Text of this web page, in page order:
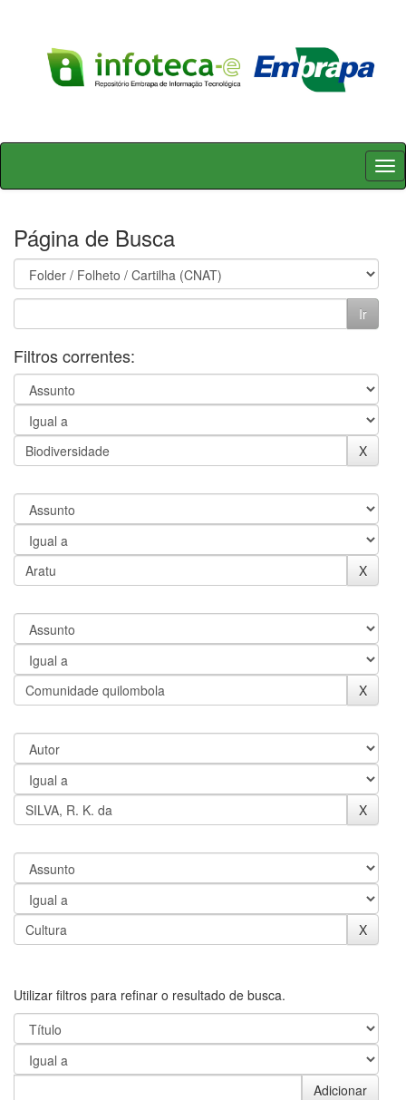
Skip
Página de Busca
Filtros correntes:
Utilizar filtros para refinar o resultado de busca.